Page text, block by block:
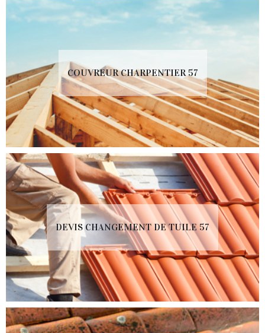
COUVREUR CHARPENTIER 57
DEVIS CHANGEMENT DE TUILE 57